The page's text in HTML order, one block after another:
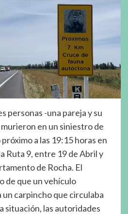
personas -una pareja y su
en un siniestro de
a las 19:15 horas en
Ruta 9, entre 19 de Abril y
de Rocha. El
de que un vehículo
carpincho que circulaba
situación, las autoridades